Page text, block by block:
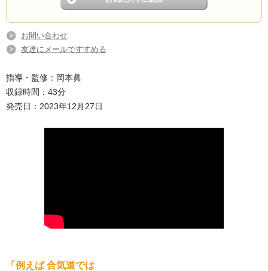
お問い合わせ
友達にメールですすめる
指導・監修：岡本眞
収録時間：43分
発売日：2023年12月27日
「例えば 合気道では